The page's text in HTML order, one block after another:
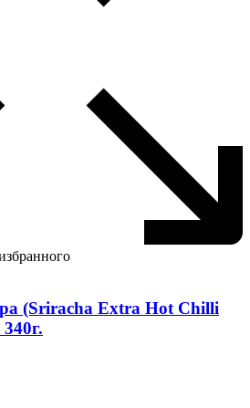
(Sriracha Extra Hot Chilli